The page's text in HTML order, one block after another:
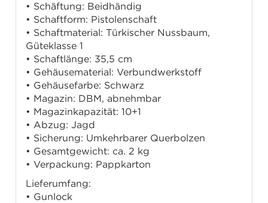
• Schäftung: Beidhändig
• Schaftform: Pistolenschaft
• Schaftmaterial: Türkischer Nussbaum,
Güteklasse 1
• Schaftlänge: 35,5 cm
• Gehäusematerial: Verbundwerkstoff
• Gehäusefarbe: Schwarz
• Magazin: DBM, abnehmbar
• Magazinkapazität: 10+1
• Abzug: Jagd
• Sicherung: Umkehrbarer Querbolzen
• Gesamtgewicht: ca. 2 kg
• Verpackung: Pappkarton
Lieferumfang:
• Gunlock